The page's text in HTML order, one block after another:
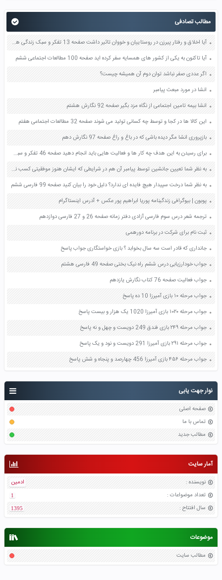
نوار جهت یابی
صفحه اصلی
تماس با ما
مطالب جدید
آمار سایت
نویسنده :
ادمین
تعداد موضواعات :
1
سال افتتاح :
1395
موضوعات
مطالب سایت
مطالب تصادفی
آیا اخلاق و رفتار پیرزن در روستاییان و خووان تاثیر داشت صفحه 13 تفکر و سبک زندگی هفتم
آیا تاکنون به یکی از کشور های همسایه سفر کرده اید صفحه 100 مطالعات اجتماعی ششم
اگر عددی صفر نباشد توان دوم آن همیشه چیست؟
انشا در مورد مبعث پیامبر
انشا بیمه تامین اجتماعی از نگاه مزد بگیر صفحه 92 نگارش هشتم
این کالا ها در کجا و توسط چه کسانی تولید می شوند صفحه 32 مطالعات اجتماعی هفتم
بازپروری انشا مگر دیده باشی که در باغ و راغ صفحه 97 نگارش دهم
برای رسیدن به این هدف چه کار ها و فعالیت هایی باید انجام دهید صفحه 46 تفکر و سبک زندگی هفتم
به نظر شما تعیین جانشین توسط پیامبر آن هم در شرایطی که ایشان هنوز موفقیتی کسب نکرده بود و حتی خویشانش نیز دعوت او را نپذیرفته بودند چه پیام هایی در برداشت؟ صفحه 65 دین و زندگی یازدهم
به نظر شما درخت سپیدار هیچ فایده ای ندارد؟ دلیل خود را بیان کنید صفحه 99 فارسی ششم
پوبون | بیوگرافی زندگینامه پوریا ابراهیم پور عکس + آدرس اینستاگرام
ترجمه شعر درس سوم فارسی آزادی دفتر زمانه صفحه 26 و 27 فارسی دوازدهم
ثبت نام برای شرکت در برنامه دورهمی
جانداری که قادر است سه سال بخوابد ؟ بازی خواستگاری جواب پاسخ
جواب خودارزیابی درس ششم راه نیک بختی صفحه 49 فارسی هشتم
جواب فعالیت صفحه 76 کتاب نگارش یازدهم
جواب مرحله ۱۰ بازی آمیرزا 10 ده پاسخ
جواب مرحله ۱۰۲۰ بازی آمیرزا 1020 یک هزار و بیست پاسخ
جواب مرحله ۲۴۹ بازی فندق 249 دویست و چهل و نه پاسخ
جواب مرحله ۲۹۱ بازی آمیرزا 291 دویست و نود و یک پاسخ
جواب مرحله ۴۵۶ بازی آمیرزا 456 چهارصد و پنجاه و شش پاسخ